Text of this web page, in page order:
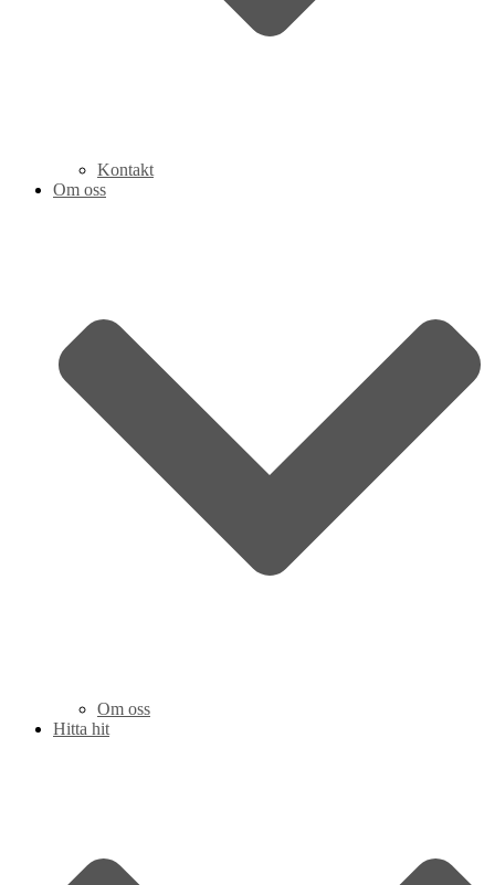
Kontakt
Om oss
Om oss
Hitta hit